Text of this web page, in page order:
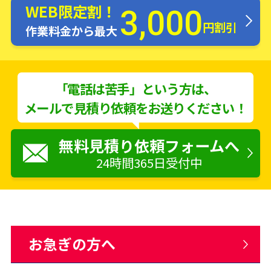
WEB限定割！
作業料金から最大 3,000円割引
「電話は苦手」という方は、
メールで見積り依頼をお送りください！
無料見積り依頼フォームへ
24時間365日受付中
お急ぎの方へ